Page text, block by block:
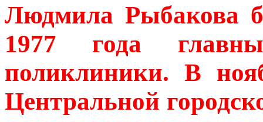
Людмила Рыбакова
1977 года
поликлиники. В
Центральной